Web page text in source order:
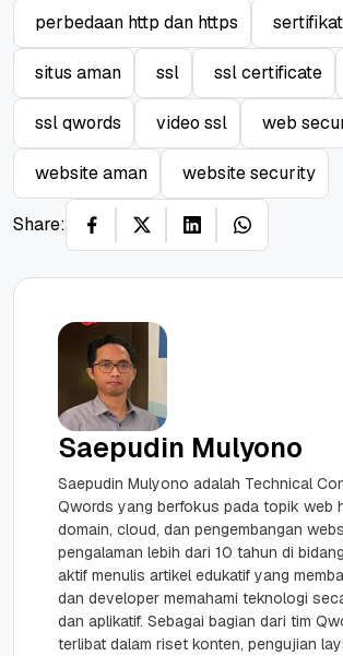
perbedaan http dan https
situs aman ssl ssl certificate
ssl qwords video ssl web
website aman website security
Share:
Saepudin Mulyono
Saepudin Mulyono adalah Technical
Qwords yang berfokus pada topik web
domain, cloud, dan pengembangan
pengalaman lebih dari 10 tahun di
aktif menulis artikel edukatif yang
dan developer memahami teknologi
dan aplikatif. Sebagai bagian dari tim
terlibat dalam riset konten, pengujian